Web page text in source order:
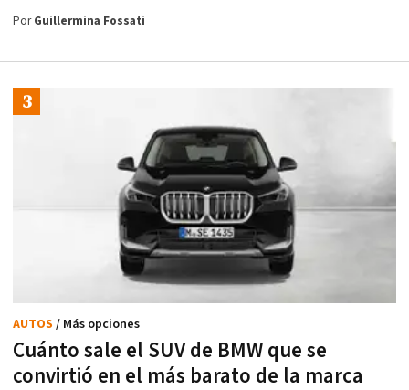
PorGuillermina Fossati
Cuánto sale el SUV de BMW que se
convirtió en el más barato de la marca
AUTOS / Más opciones